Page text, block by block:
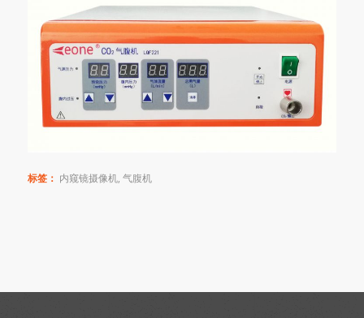
标签： 内窥镜摄像机, 气腹机